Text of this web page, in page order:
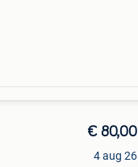
€ 80,00
4 aug 26